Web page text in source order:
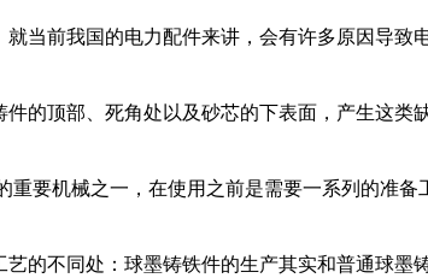
当前我国的电力配件来讲，会有许多原因导致
的顶部、死角处以及砂芯的下表面，产生这类
要机械之一，在使用之前是需要一系列的准备
的不同处：球墨铸铁件的生产其实和普通球墨